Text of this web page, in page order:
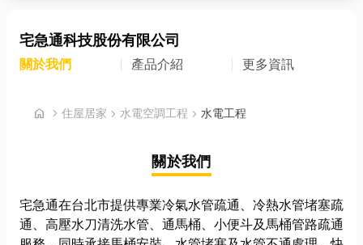
宅急通科技股份有限公司
關於我們 產品介紹 更多資訊
home chevron_right 首頁
住屋居家 chevron_right 水電空調工程 chevron_right 水電工程
關於我們
宅急通在台北市提供專業冷氣水管疏通、冷熱水管堵塞疏
通、高壓水刀清洗水管、通馬桶、小便斗及馬桶管路疏通